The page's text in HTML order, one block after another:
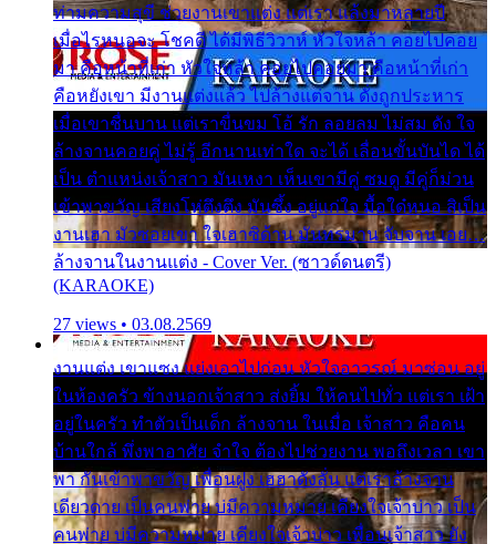
ท่ามความสุขี ช่วยงานเขาแต่ง แต่เรา แล้งมาหลายปี
เมื่อไรหนอจะ โชคดี ได้มีพิธีวิวาห์ หัวใจหล้า คอยไปคอย
มา คือหน้าที่เก่า หัวใจหล้า คอยไปคอยมา คือหน้าที่เก่า
คือหยังเขา มีงานแต่งแล้ว ไปล้างแต่จาน ดั่งถูกประหาร
เมื่อเขาชื่นบาน แต่เราขื่นขม โอ้ รัก ลอยลม ไม่สม ดัง ใจ
ล้างจานคอยคู่ ไม่รู้ อีกนานเท่าใด จะได้ เลื่อนขั้นบันได ได้
เป็น ตำแหน่งเจ้าสาว มันเหงา เห็นเขามีคู่ ซมดู มีคู่ก็ม่วน
เข้าพาขวัญ เสียงโห่ตึงตึง มันซึ้ง อยู่แก่ใจ มื้อใด๋หนอ สิเป็น
งานเฮา มัวซอยเขา ใจเฮาซิด้าน มันทรมาน จับจาน เอย…
ล้างจานในงานแต่ง - Cover Ver. (ซาวด์ดนตรี)
(KARAOKE)
27 views • 03.08.2569
งานแต่ง เขาแซง แย่งเอาไปก่อน หัวใจอาวรณ์ มาซ่อน อยู่
ในห้องครัว ข้างนอกเจ้าสาว ส่งยิ้ม ให้คนไปทั่ว แต่เรา เฝ้า
อยู่ในครัว ทำตัวเป็นเด็ก ล้างจาน ในเมื่อ เจ้าสาว คือคน
บ้านใกล้ พึ่งพาอาศัย จำใจ ต้องไปช่วยงาน พอถึงเวลา เขา
พา กันเข้าพาขวัญ เพื่อนฝูง เฮฮาดังลั่น แต่เราล้างจาน
เดียวดาย เป็นคนพ่าย บ่มีความหมาย เคียงใจเจ้าบ่าว เป็น
คนพ่าย บ่มีความหมาย เคียงใจเจ้าบ่าว เพื่อนเจ้าสาว ยัง